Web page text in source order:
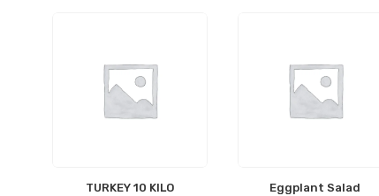
Eggplant Salad
TURKEY 10 KILO